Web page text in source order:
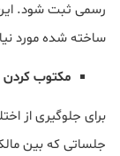
رسمی ثبت شود.
ساخته شده مورد
مکتوب کردن
برای جلوگیری از
جلساتی که بین